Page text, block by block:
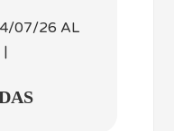
07/26 AL
|